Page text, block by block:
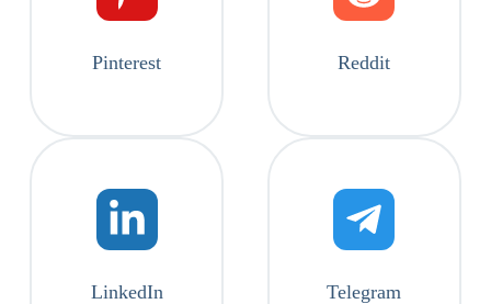
Pinterest Reddit
LinkedIn Telegram